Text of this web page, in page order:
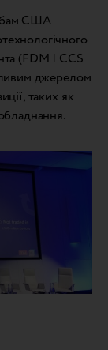
США
(FDM | CCS
джерелом
таких як